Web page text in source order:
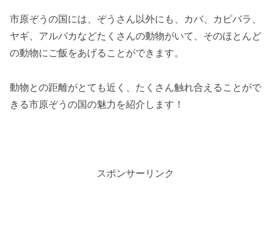
市原ぞうの国には、ぞうさん以外にも、カバ、カピバラ、
ヤギ、アルパカなどたくさんの動物がいて、そのほとんど
の動物にご飯をあげることができます。
動物との距離がとても近く、たくさん触れ合えることがで
きる市原ぞうの国の魅力を紹介します！
スポンサーリンク